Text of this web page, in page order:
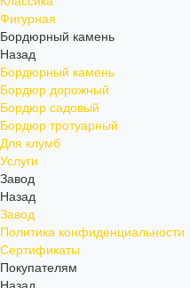
Фигурная
Бордюрный камень
Назад
Бордюрный камень
Бордюр дорожный
Бордюр садовый
Бордюр тротуарный
Для клумб
Услуги
Завод
Назад
Завод
Политика конфиденциальности
Сертификаты
Покупателям